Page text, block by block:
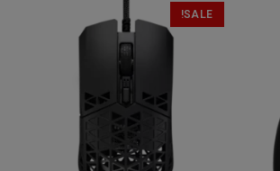
SALE!